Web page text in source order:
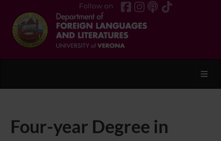
Follow on
Four-year Degree in